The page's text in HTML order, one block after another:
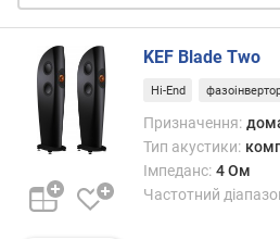
у
ж
н
і
ь
(
В
KEF Blade Two
Hi-End
Призначення:
Тип акустики:
Імпеданс: 4 Ом
Частотний